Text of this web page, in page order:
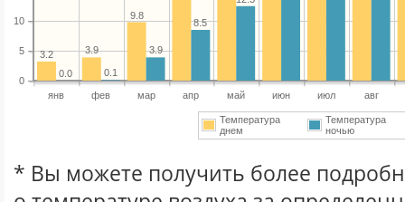
янв фев мар апр май июн июл авг
0
5
10
9.8
3.9
3.2
8.5
3.9
0.1
0.0
Температура
днем
Температура
ночью
* Вы можете получить более